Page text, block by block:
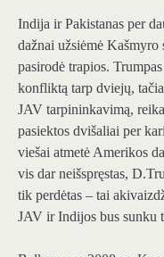
Indija ir Pakistanas per
dažnai užsiėmė Kašmyro
pasirodė trapios.
konfliktą tarp dviejų,
JAV tarpininkavimą,
pasiektos dvišaliai per
viešai atmetė Amerikos
vis dar neišspręstas,
tik perdėtas – tai
JAV ir Indijos bus sunku